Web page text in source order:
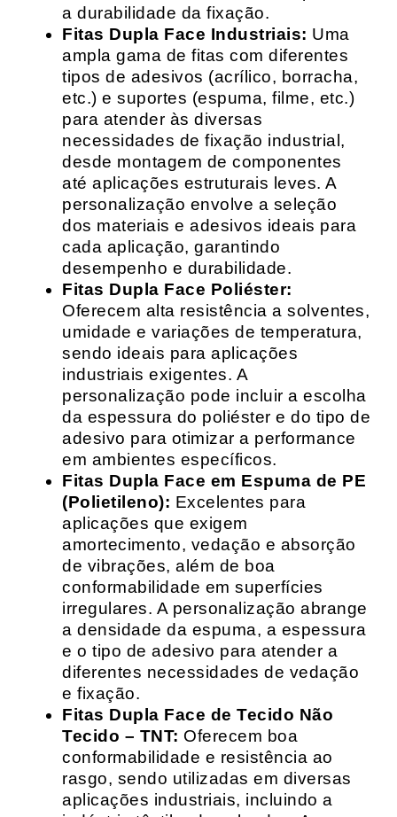
a durabilidade da fixação.
Fitas Dupla Face Industriais: Uma
ampla gama de fitas com diferentes
tipos de adesivos (acrílico, borracha,
etc.) e suportes (espuma, filme, etc.)
para atender às diversas
necessidades de fixação industrial,
desde montagem de componentes
até aplicações estruturais leves. A
personalização envolve a seleção
dos materiais e adesivos ideais para
cada aplicação, garantindo
desempenho e durabilidade.
Fitas Dupla Face Poliéster:
Oferecem alta resistência a solventes,
umidade e variações de temperatura,
sendo ideais para aplicações
industriais exigentes. A
personalização pode incluir a escolha
da espessura do poliéster e do tipo de
adesivo para otimizar a performance
em ambientes específicos.
Fitas Dupla Face em Espuma de PE
(Polietileno): Excelentes para
aplicações que exigem
amortecimento, vedação e absorção
de vibrações, além de boa
conformabilidade em superfícies
irregulares. A personalização abrange
a densidade da espuma, a espessura
e o tipo de adesivo para atender a
diferentes necessidades de vedação
e fixação.
Fitas Dupla Face de Tecido Não
Tecido – TNT: Oferecem boa
conformabilidade e resistência ao
rasgo, sendo utilizadas em diversas
aplicações industriais, incluindo a